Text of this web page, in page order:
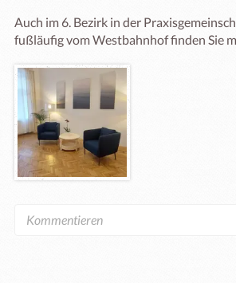
Auch im 6. Bezirk in der
fußläufig vom Westbahnhof finden Sie